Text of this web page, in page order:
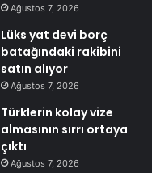
Ağustos 7, 2026
Lüks yat devi borç
batağındaki rakibini
satın alıyor
Ağustos 7, 2026
Türklerin kolay vize
almasının sırrı ortaya
çıktı
Ağustos 7, 2026